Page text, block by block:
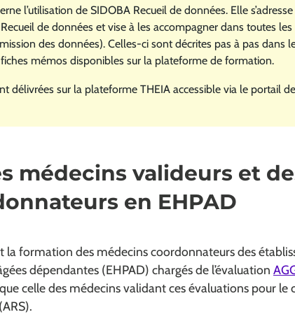
l’utilisation de SIDOBA Recueil de données. Elle s’adresse
de données et vise à les accompagner dans toutes les
des données). Celles-ci sont décrites pas à pas dans
mémos disponibles sur la plateforme de formation.
délivrées sur la plateforme THEIA accessible via le portail
médecins valideurs et
en EHPAD
la formation des médecins coordonnateurs des
dépendantes (EHPAD) chargés de l’évaluation
celle des médecins validant ces évaluations pour le